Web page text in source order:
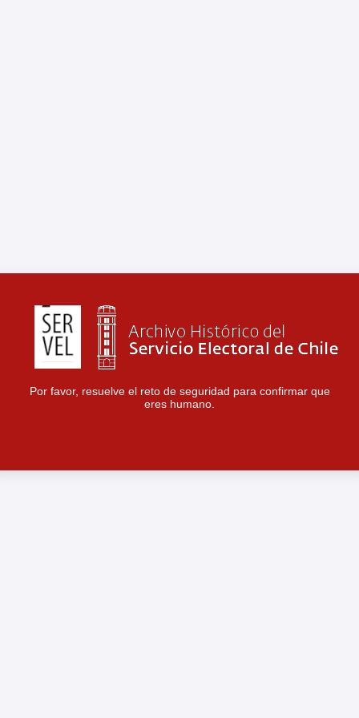
Por favor, resuelve el reto de seguridad para confirmar que
eres humano.